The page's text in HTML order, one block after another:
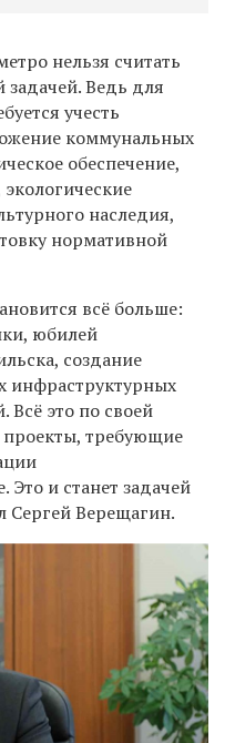
нельзя считать
Ведь для
учесть
коммунальных
обеспечение,
наследия,
нормативной
всё больше:
юбилей
создание
инфраструктурных
это по своей
требующие
Это и станет задачей
Сергей Верещагин.